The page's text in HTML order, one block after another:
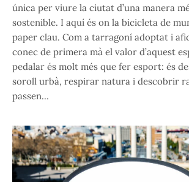
única per viure la ciutat d’una manera
sostenible. I aquí és on la bicicleta de
paper clau. Com a tarragoní adoptat i
conec de primera mà el valor d’aquest
pedalar és molt més que fer esport: és
soroll urbà, respirar natura i descobrir
passen…